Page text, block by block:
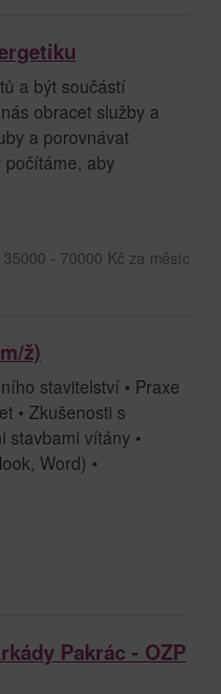
a být součástí
obracet služby a
a porovnávat
počítáme, aby
35000 - 70000 Kč za měsíc
ž)
stavitelství • Praxe
• Zkušenosti s
stavbami vítány •
Word) •
Pakrác - OZP